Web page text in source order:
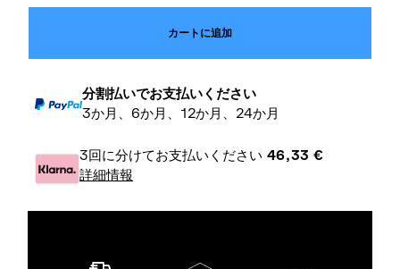
カートに追加
分割払いでお支払いください
3か月、6か月、12か月、24か月
3回に分けてお支払いください46,33 €
詳細情報